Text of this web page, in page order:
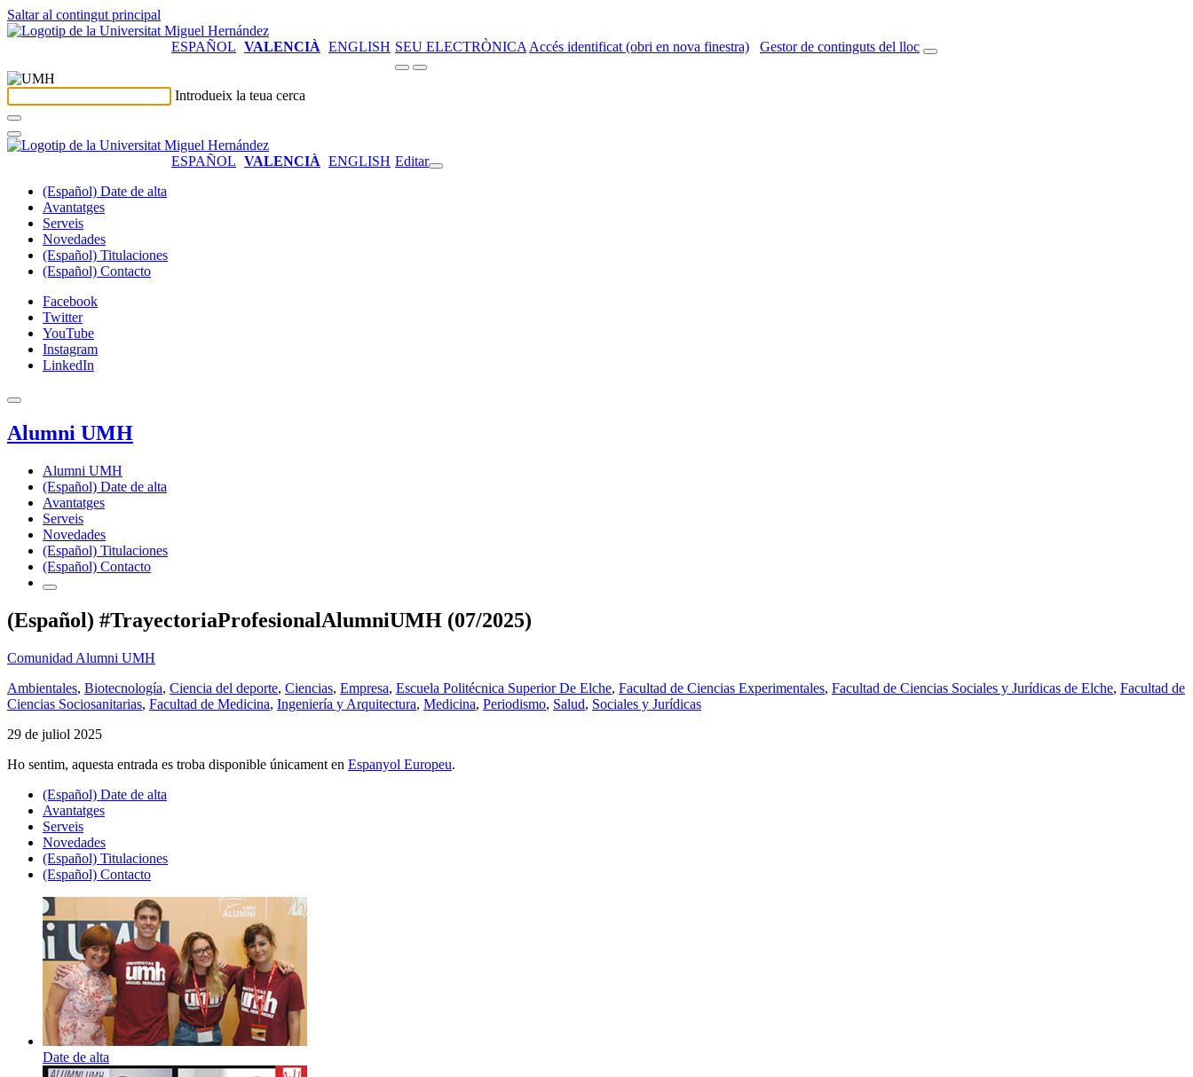
Saltar al contingut principal
ESPAÑOL VALENCIÀ ENGLISH SEU ELECTRÒNICA Accés identificat (obri en nova finestra) Gestor de continguts del lloc
Introdueix la teua cerca
ESPAÑOL VALENCIÀ ENGLISH Editar
(Español) Date de alta
Avantatges
Serveis
Novedades
(Español) Titulaciones
(Español) Contacto
Facebook
Twitter
YouTube
Instagram
LinkedIn
Alumni UMH
Alumni UMH
(Español) Date de alta
Avantatges
Serveis
Novedades
(Español) Titulaciones
(Español) Contacto
(Español) #TrayectoriaProfesionalAlumniUMH (07/2025)
Comunidad Alumni UMH
Ambientales, Biotecnología, Ciencia del deporte, Ciencias, Empresa, Escuela Politécnica Superior De Elche, Facultad de Ciencias Experimentales, Facultad de Ciencias Sociales y Jurídicas de Elche, Facultad de
Ciencias Sociosanitarias, Facultad de Medicina, Ingeniería y Arquitectura, Medicina, Periodismo, Salud, Sociales y Jurídicas
29 de juliol 2025
Ho sentim, aquesta entrada es troba disponible únicament en Espanyol Europeu.
(Español) Date de alta
Avantatges
Serveis
Novedades
(Español) Titulaciones
(Español) Contacto
Date de alta